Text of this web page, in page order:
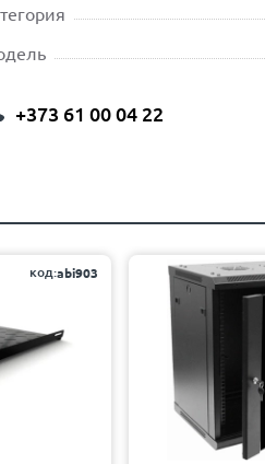
+373 61 00 04 22
код:abi903